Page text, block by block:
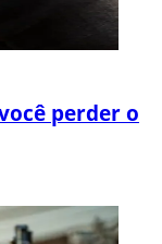
perder o